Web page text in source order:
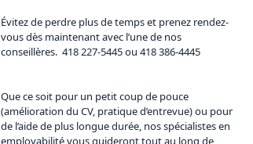
Évitez de perdre plus de temps et prenez rendez-
vous dès maintenant avec l’une de nos
conseillères.  418 227-5445 ou 418 386-4445
Que ce soit pour un petit coup de pouce
(amélioration du CV, pratique d’entrevue) ou pour
de l’aide de plus longue durée, nos spécialistes en
employabilité vous guideront tout au long de